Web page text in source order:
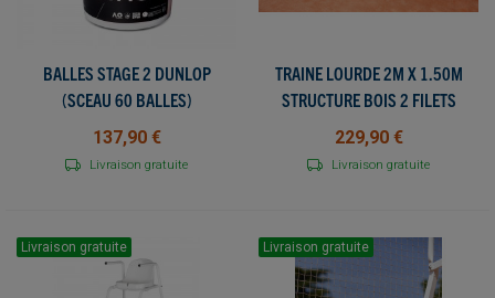
BALLES STAGE 2 DUNLOP
(SCEAU 60 BALLES)
137,90 €
Livraison gratuite
TRAINE LOURDE 2M X 1.50M
STRUCTURE BOIS 2 FILETS
229,90 €
Livraison gratuite
Livraison gratuite Livraison gratuite